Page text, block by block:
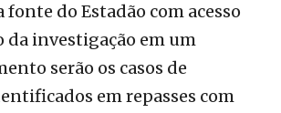
fonte do Estadão com acesso
da investigação em um
serão os casos de
em repasses com